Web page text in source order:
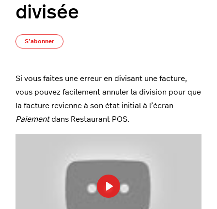
divisée
S’abonner
Si vous faites une erreur en divisant une facture,
vous pouvez facilement annuler la division pour que
la facture revienne à son état initial à l’écran
Paiementdans Restaurant POS.
Play